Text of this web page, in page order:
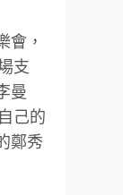
會，
支
曼
己的
鄭秀